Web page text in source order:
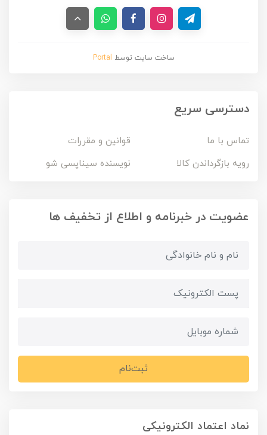
ساخت سایت توسط Portal
دسترسی سریع
تماس با ما
قوانین و مقررات
رویه بازگرداندن کالا
نویسنده سیناپسی شو
عضویت در خبرنامه و اطلاع از تخفیف ها
ثبت‌نام
نماد اعتماد الکترونیکی